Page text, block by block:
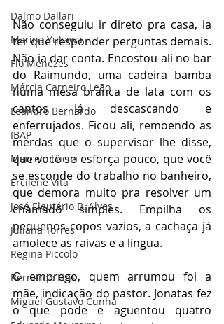
Dalmo Dallari
Marina Yukawa
Flo Menezes
Márcia Carneiro Leão
Leandro Bernardo
IBAP
Marcelo Lucca
Ercilene Vita
José Eleutério B. Alves
Juliana Torres
Regina Piccolo
Bernardo Lins
Miguel Gustavo Cunha
Não conseguiu ir direto pra casa, ia
ter que responder perguntas demais.
Não ia dar conta. Encostou ali no bar
do Raimundo, uma cadeira bamba
numa mesa branca de lata com os
cantos já descascando e
enferrujados. Ficou ali, remoendo as
merdas que o supervisor lhe disse,
que você se esforça pouco, que você
se esconde do trabalho no banheiro,
que demora muito pra resolver um
chamado simples. Empilha os
pequenos copos vazios, a cachaça já
amolece as raivas e a língua.
O emprego, quem arrumou foi a
mãe, indicação do pastor. Jonatas fez
o que pode e aguentou quatro